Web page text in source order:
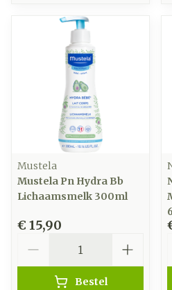
Mustela
Mustela Pn Hydra Bb
Lichaamsmelk 300ml
€ 15,90
Bestel